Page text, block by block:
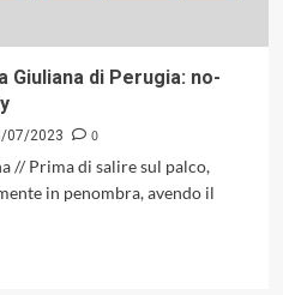
Giuliana di Perugia: no-
07/2023
0
// Prima di salire sul palco,
in penombra, avendo il